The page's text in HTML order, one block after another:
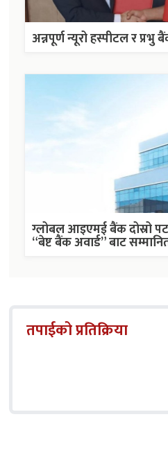
अन्नपूर्ण न्यूरो हस्पीटल र
ग्लोबल आइएमई बैंक दोस्रो
“बेष्ट बैंक अवार्ड” बाट
तपाईको प्रतिक्रिया